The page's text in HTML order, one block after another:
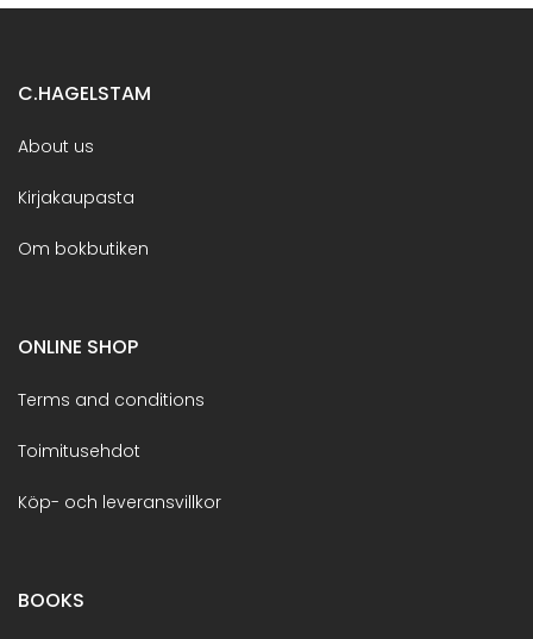
C.HAGELSTAM
About us
Kirjakaupasta
Om bokbutiken
ONLINE SHOP
Terms and conditions
Toimitusehdot
Köp- och leveransvillkor
BOOKS